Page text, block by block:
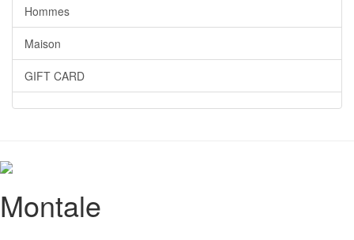
Hommes
Maison
GIFT CARD
Montale